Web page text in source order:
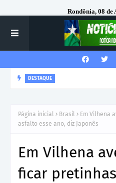
Rondônia, 08 de
DESTAQUE
Página inicial Brasil
Em Vilhena
asfalto esse ano, diz Japonês
Em Vilhena
ficar